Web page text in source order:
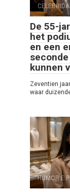
De 55-
het
en een
kunnen
Zeventien
waar
HUMOR E